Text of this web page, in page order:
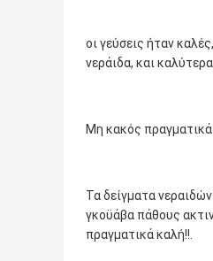
οι γεύσεις ήταν
νεράιδα, και
Μη κακός
Τα δείγματα
γκοϋάβα πάθους
πραγματικά καλή!!.